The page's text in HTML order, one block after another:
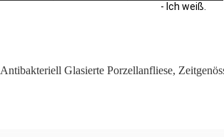
- Ich weiß.
Antibakteriell Glasierte Porzellanfliese,